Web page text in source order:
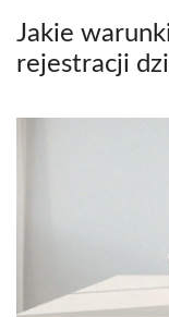
Jakie
rejestracji